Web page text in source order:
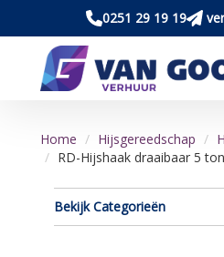
0251 29 19 19
Home Hijsgereedschap
RD-Hijshaak draaibaar 5
Bekijk Categorieën